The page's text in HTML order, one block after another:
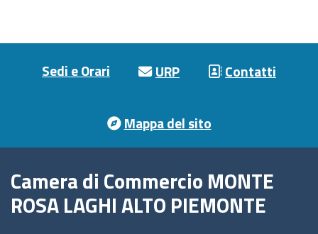
Sedi e Orari URP Contatti
Mappa del sito
Camera di Commercio MONTE
ROSA LAGHI ALTO PIEMONTE